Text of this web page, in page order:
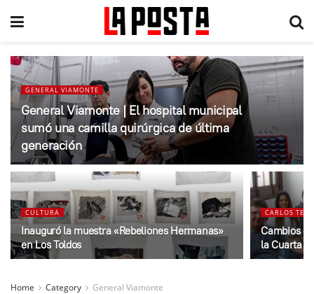
GENERAL VIAMONTE
General Viamonte | El hospital municipal
sumó una camilla quirúrgica de última
generación
CULTURA
Inauguró la muestra «Rebeliones Hermanas»
en Los Toldos
CARLOS
Cambios
la Cuarta
Home Category General Viamonte